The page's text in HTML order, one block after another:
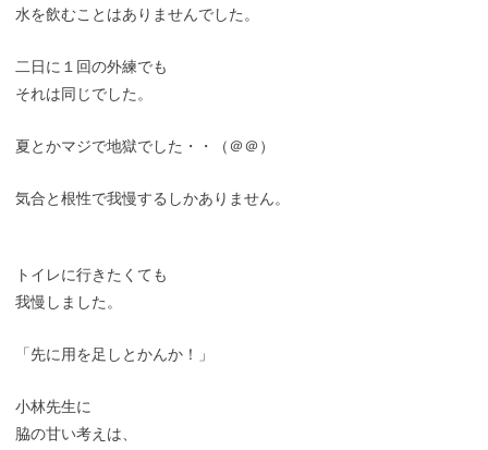
水を飲むことはありませんでした。
二日に１回の外練でも
それは同じでした。
夏とかマジで地獄でした・・（＠＠）
気合と根性で我慢するしかありません。
トイレに行きたくても
我慢しました。
「先に用を足しとかんか！」
小林先生に
脇の甘い考えは、